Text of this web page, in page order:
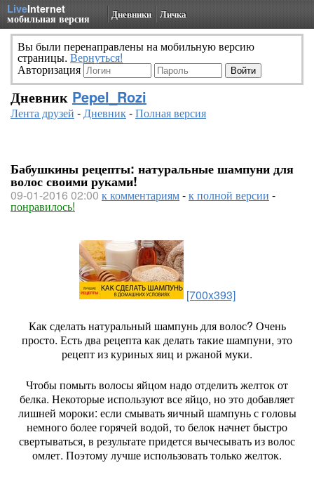
LiveInternet
мобильная версия Дневники Личка
Вы были перенаправлены на мобильную версию
страницы. Вернуться!
Авторизация
Дневник Pepel_Rozi
Лента друзей -Дневник-Полная версия
Бабушкины рецепты: натуральные шампуни для
волос своими руками!
09-01-2016 02:00 к комментариям-к полной версии -
понравилось!
[700x393]
Как сделать натуральный шампунь для волос? Очень
просто. Есть два рецепта как делать такие шампуни, это
рецепт из куриных яиц и ржаной муки.
Чтобы помыть волосы яйцом надо отделить желток от
белка. Некоторые используют все яйцо, но это добавляет
лишней мороки: если смывать яичный шампунь с головы
немного более горячей водой, то белок начнет быстро
свертываться, в результате придется вычесывать из волос
омлет. Поэтому лучше использовать только желток.